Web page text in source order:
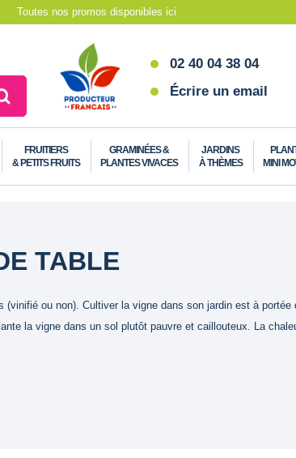
Toutes nos promos disponibles ici
02 40 04 38 04
Écrire un email
FRUITIERS
& PETITS FRUITS
GRAMINÉES &
PLANTES VIVACES
JARDINS
À THÈMES
MINI
TABLE
ou non). Cultiver la vigne dans son jardin est à
la vigne dans un sol plutôt pauvre et caillouteux. La